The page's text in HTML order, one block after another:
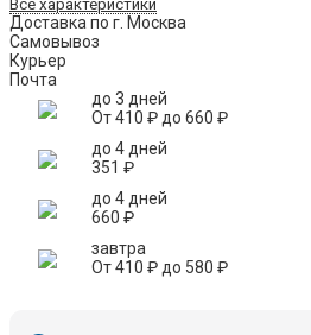
Все характеристики
Доставка по г. Москва
Самовывоз
Курьер
Почта
до 3 дней
От410 ₽ до 660 ₽
до 4 дней
351 ₽
до 4 дней
660 ₽
завтра
От410 ₽ до 580 ₽